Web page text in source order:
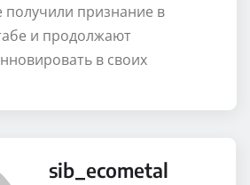
получили признание в
и продолжают
в своих
sib_ecometal